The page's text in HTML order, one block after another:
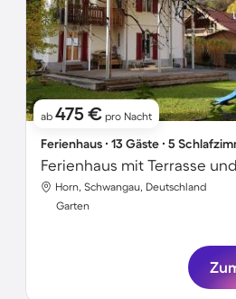
ab 475 € pro Nacht
Ferienhaus ∙ 13 Gäste ∙ 5
Ferienhaus mit Terrasse
Horn, Schwangau, Deutschland
Garten